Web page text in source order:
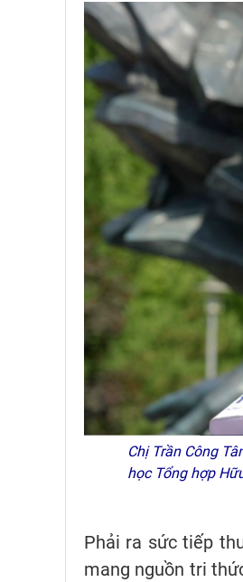
Chị Trần Công
học Tổng hợp
Phải ra sức tiếp
mang nguồn tri